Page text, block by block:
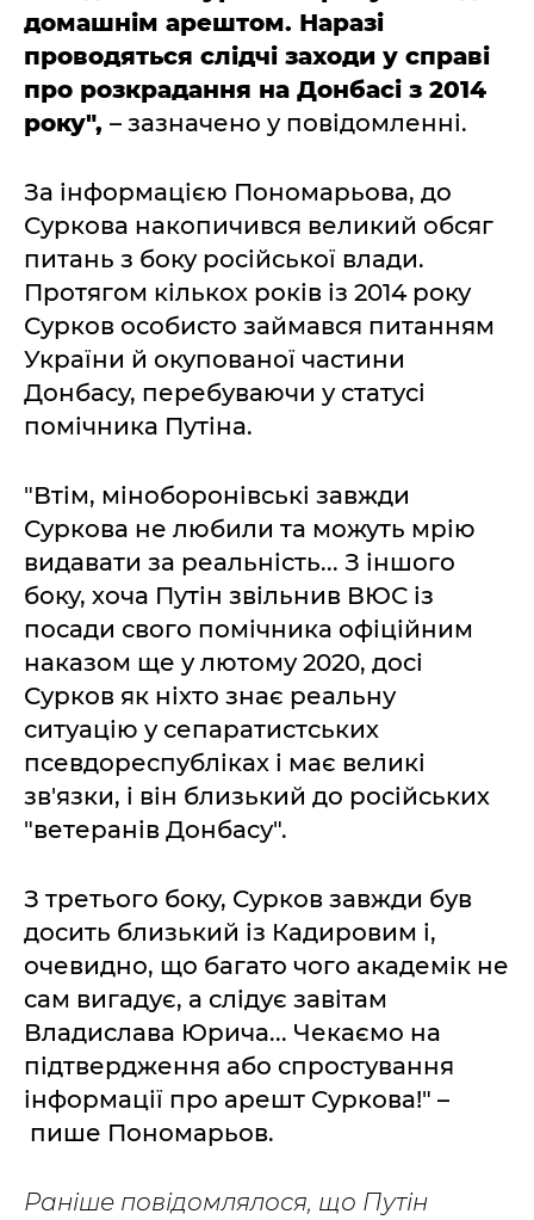
домашнім арештом. Наразі
проводяться слідчі заходи у справі
про розкрадання на Донбасі з 2014
року", – зазначено у повідомленні.
За інформацією Пономарьова, до
Суркова накопичився великий обсяг
питань з боку російської влади.
Протягом кількох років із 2014 року
Сурков особисто займався питанням
України й окупованої частини
Донбасу, перебуваючи у статусі
помічника Путіна.
"Втім, міноборонівські завжди
Суркова не любили та можуть мрію
видавати за реальність... З іншого
боку, хоча Путін звільнив ВЮС із
посади свого помічника офіційним
наказом ще у лютому 2020, досі
Сурков як ніхто знає реальну
ситуацію у сепаратистських
псевдореспубліках і має великі
зв'язки, і він близький до російських
"ветеранів Донбасу".
З третього боку, Сурков завжди був
досить близький із Кадировим і,
очевидно, що багато чого академік не
сам вигадує, а слідує завітам
Владислава Юрича... Чекаємо на
підтвердження або спростування
інформації про арешт Суркова!" –
пише Пономарьов.
Раніше повідомлялося, що Путін